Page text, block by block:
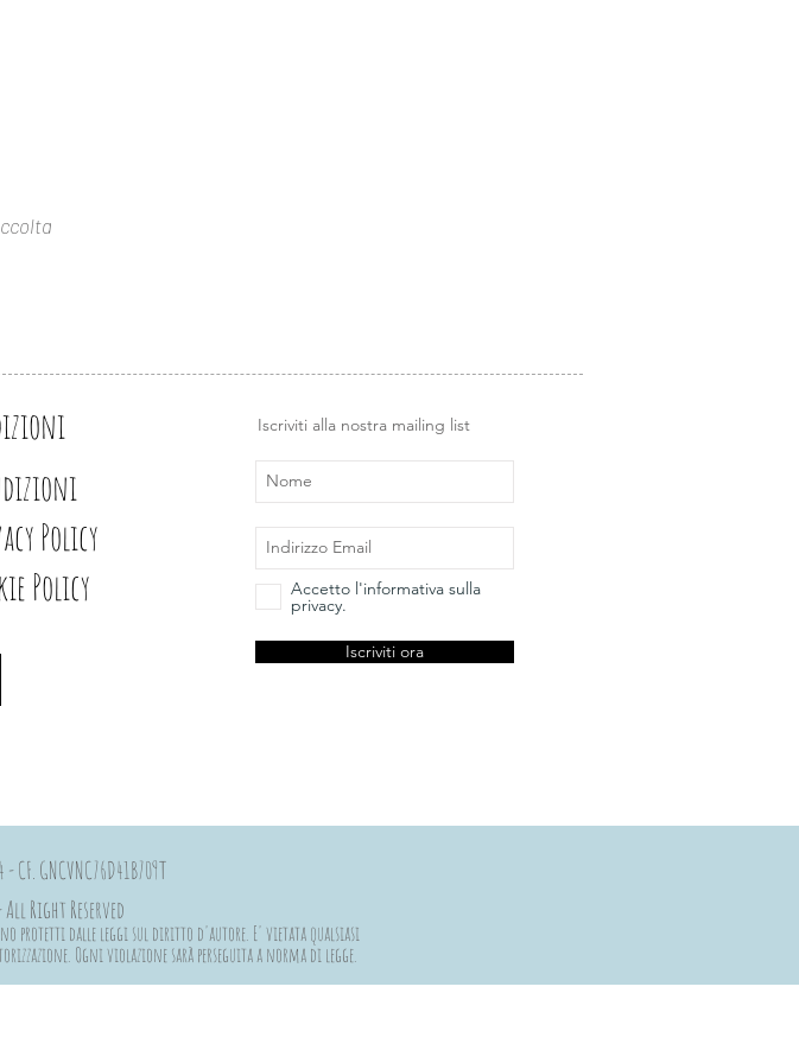
Iscriviti alla nostra mailing list
Accetto l'informativa sulla
privacy.
Iscriviti ora
Policy
Policy
CF. GNCVNC76D41B709T
All Right Reserved
protetti dalle leggi sul diritto d'autore. E' vietata qualsiasi
Ogni violazione sarà perseguita a norma di legge.